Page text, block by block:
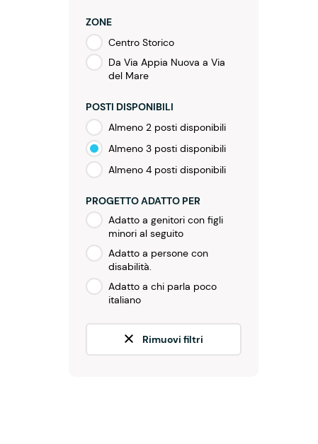
ZONE
Centro Storico
Da Via Appia Nuova a Via
del Mare
POSTI DISPONIBILI
Almeno 2 posti disponibili
Almeno 3 posti disponibili
Almeno 4 posti disponibili
PROGETTO ADATTO PER
Adatto a genitori con figli
minori al seguito
Adatto a persone con
disabilità.
Adatto a chi parla poco
italiano
Rimuovi filtri